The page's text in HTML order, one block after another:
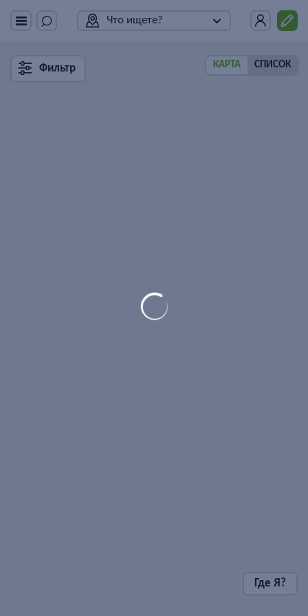
Что ищете?
Где Я?
Фильтр КАРТА СПИСОК